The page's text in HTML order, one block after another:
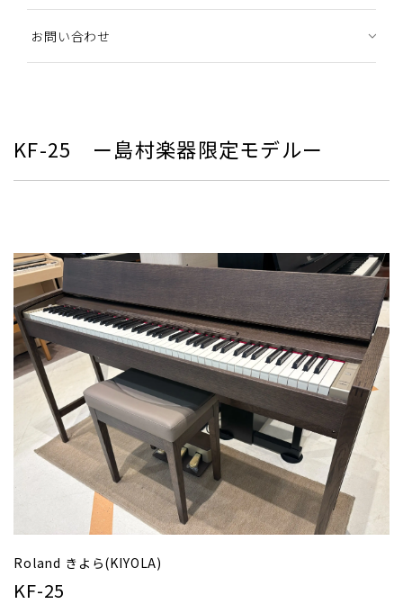
お問い合わせ
KF-25 ー島村楽器限定モデルー
Roland きよら(KIYOLA)
KF-25